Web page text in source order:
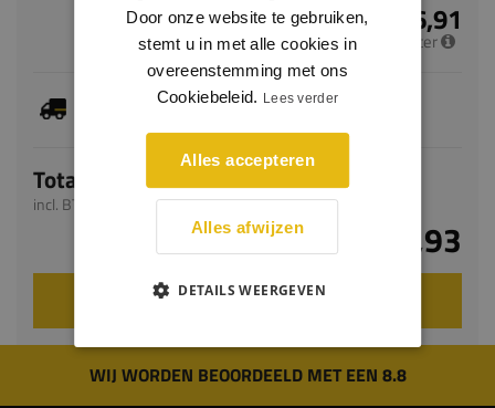
€ 6,91
per meter
Dit artikel is voorradig, de verwachte levertijd
Totaal
incl. BTW
€ 16,93
VOEG TOE AAN WINKELWAGEN
WIJ WORDEN BEOORDEELD MET EEN 8.8
Door onze website te gebruiken,
stemt u in met alle cookies in
overeenstemming met ons
Cookiebeleid. Lees verder
Alles accepteren
Alles afwijzen
DETAILS WEERGEVEN